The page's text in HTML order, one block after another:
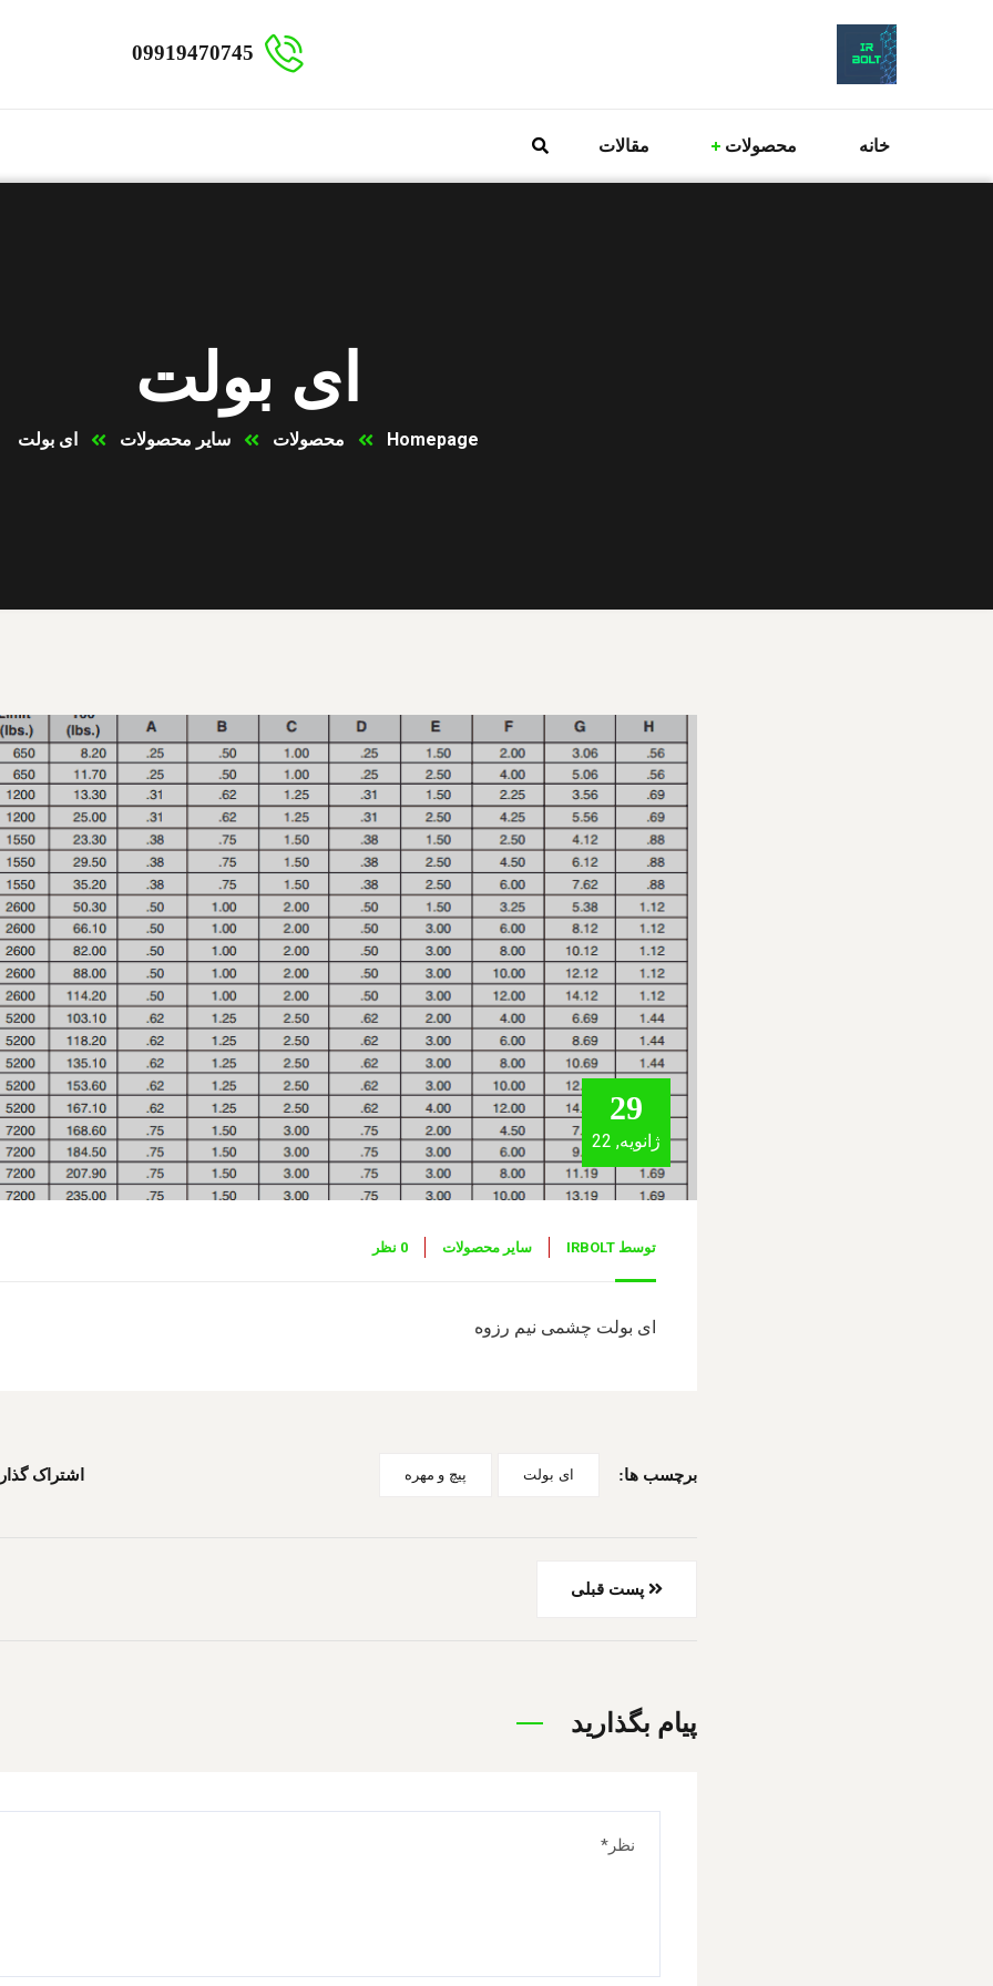
09919470745
خانه محصولات مقالات
ای بولت
Homepage محصولات سایر محصولات ای بولت
29
ژانویه, 22
توسط IRBOLT سایر محصولات 0 نظر
ای بولت چشمی نیم رزوه
برچسب ها: ای بولت پیچ و مهره اشتراک
پست قبلی
پیام بگذارید